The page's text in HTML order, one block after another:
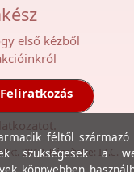
első kézből
Feliratkozás
ot.
2012. Készítette: I.T.C.
féltől származó
szükségesek a